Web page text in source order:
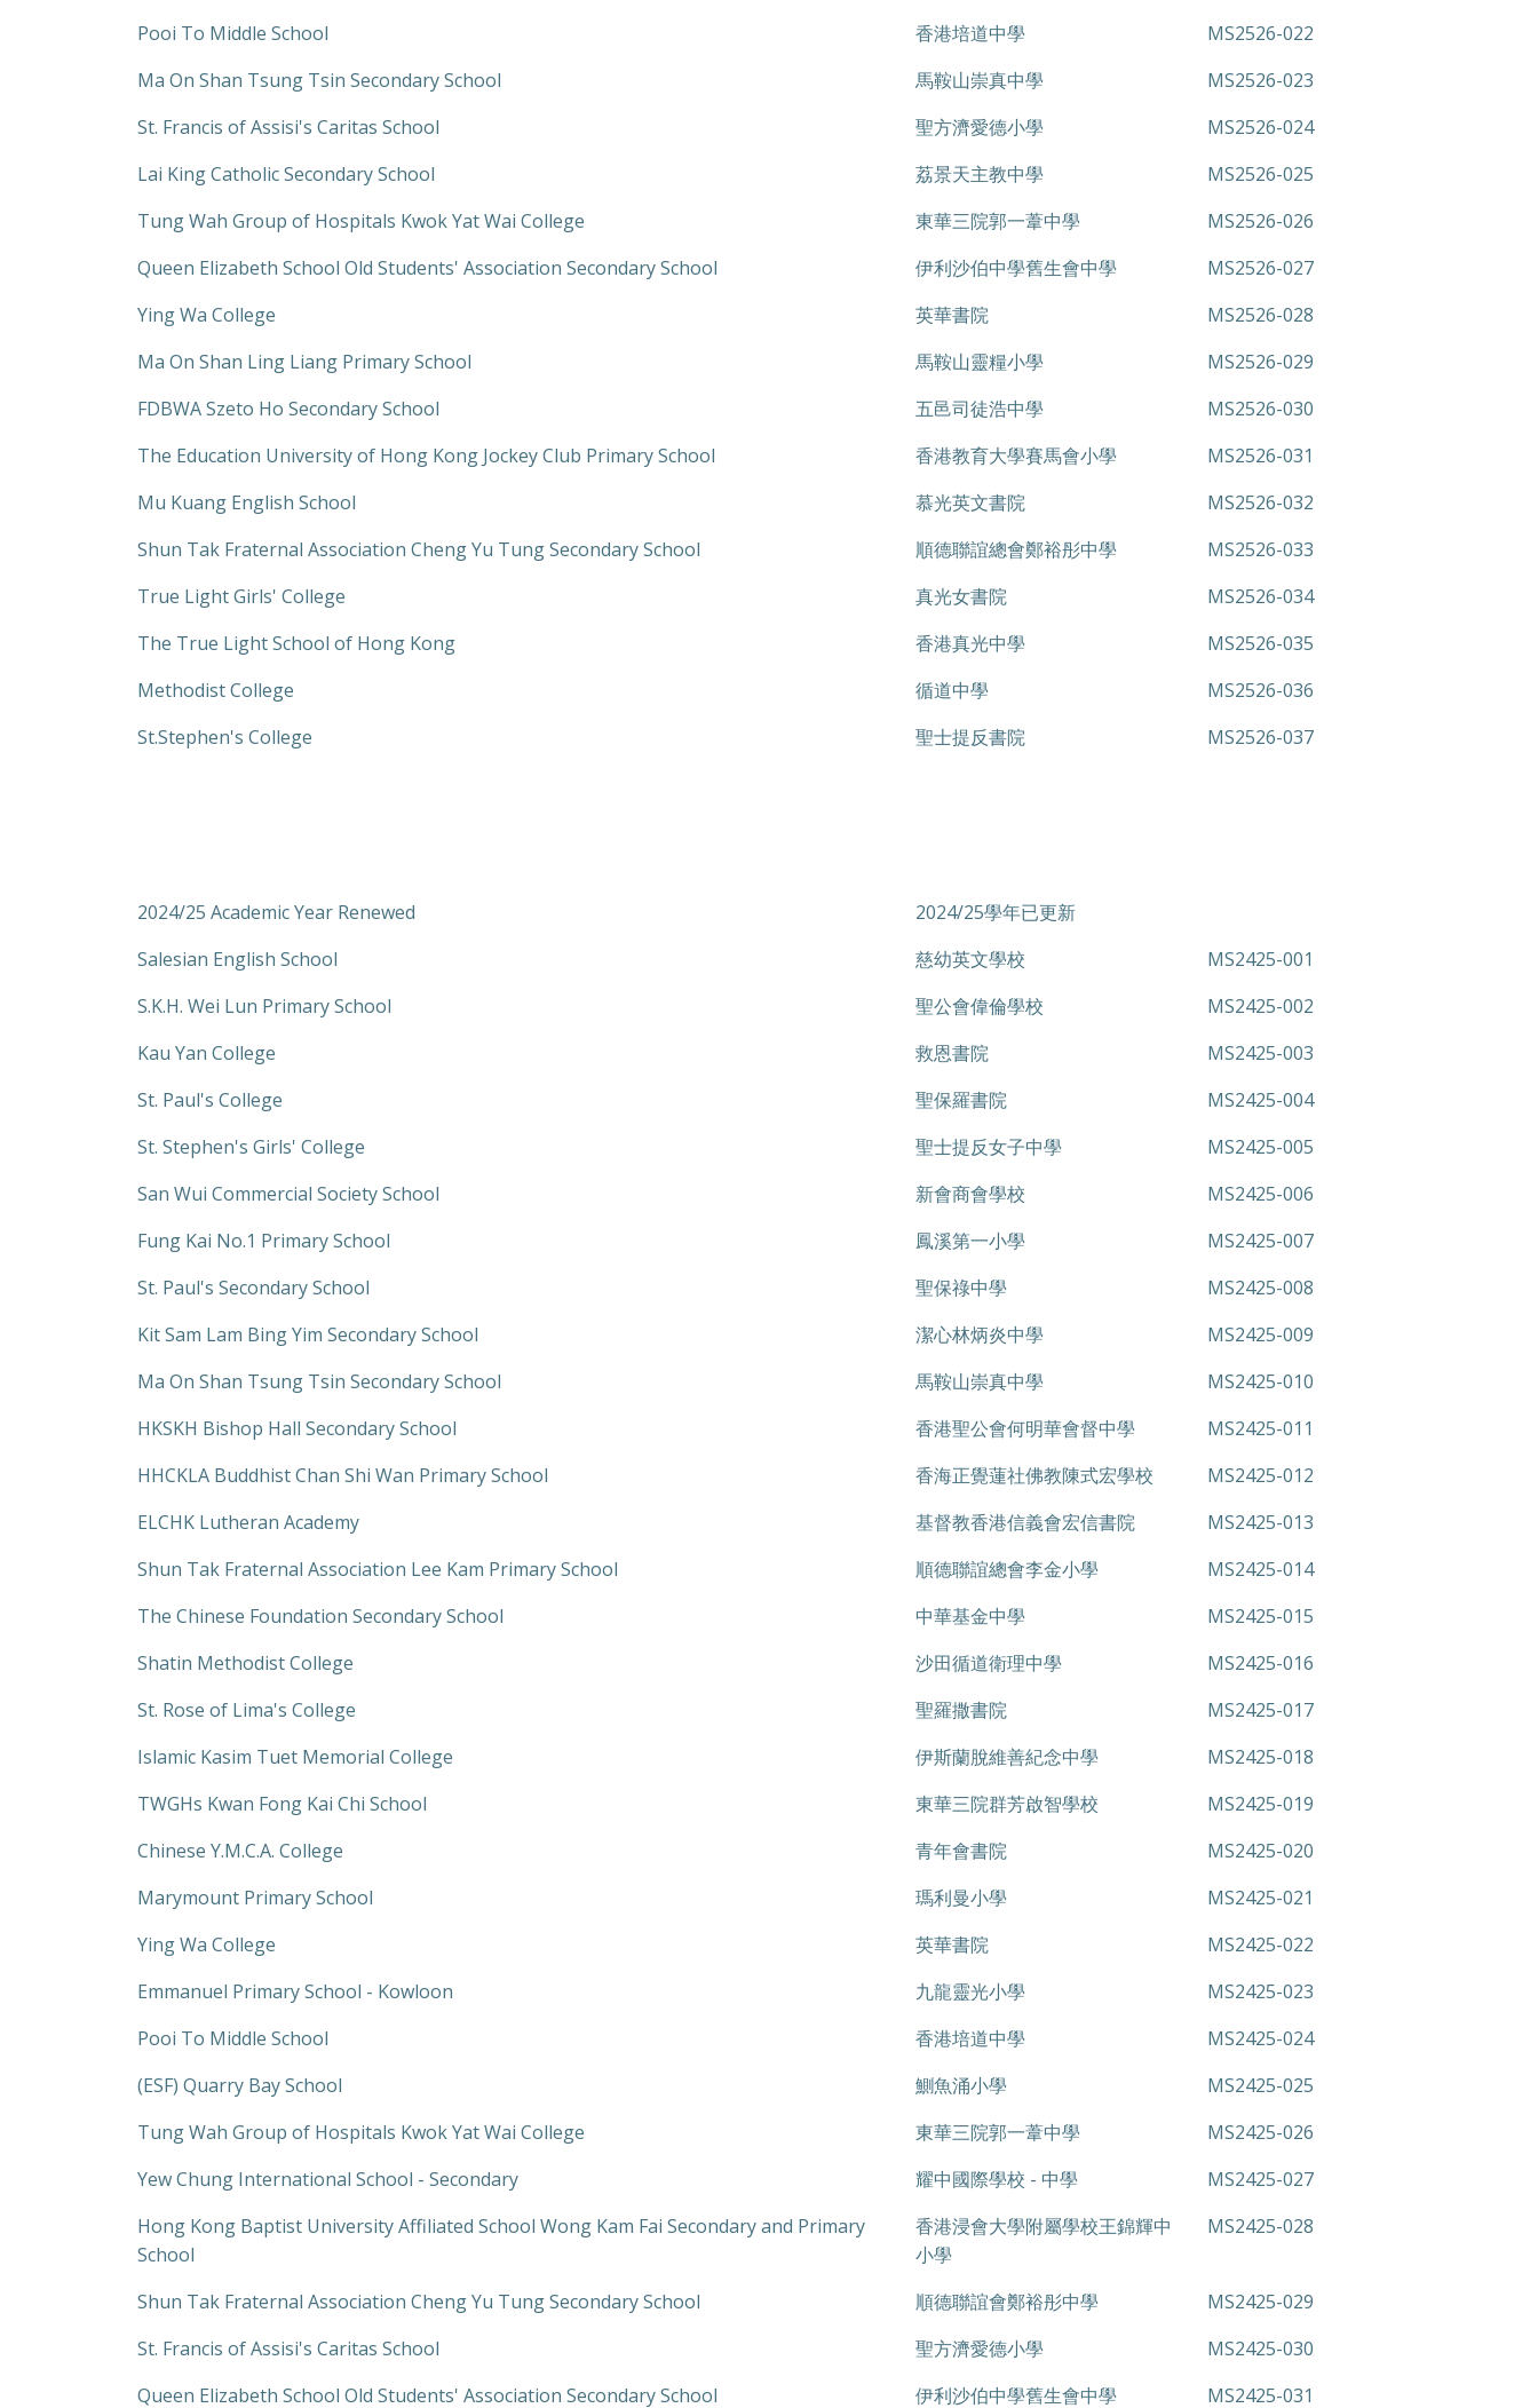
Pooi To Middle School 香港培道中學
MS2526-022
Ma On Shan Tsung Tsin Secondary School
馬鞍山崇真中學
MS2526-023
St. Francis of Assisi's Caritas School
聖方濟愛德小學
MS2526-024
Lai King Catholic Secondary School
荔景天主教中學
MS2526-025
Tung Wah Group of Hospitals Kwok Yat Wai College
東華三院郭一葦中學
MS2526-026
Queen Elizabeth School Old Students' Association Secondary School
伊利沙伯中學舊生會中學
MS2526-027
Ying Wa College
英華書院
MS2526-028
Ma On Shan Ling Liang Primary School
馬鞍山靈糧小學
MS2526-029
FDBWA Szeto Ho Secondary School
五邑司徒浩中學
MS2526-030
The Education University of Hong Kong Jockey Club Primary School
香港教育大學賽馬會小學
MS2526-031
Mu Kuang English School
慕光英文書院
MS2526-032
Shun Tak Fraternal Association Cheng Yu Tung Secondary School
順德聯誼總會鄭裕彤中學
MS2526-033
True Light Girls' College
真光女書院
MS2526-034
The True Light School of Hong Kong
香港真光中學
MS2526-035
Methodist College
循道中學
MS2526-036
St.Stephen's College
聖士提反書院 MS2526-037
2024/25 Academic Year Renewed
2024/25學年已更新
Salesian English School
慈幼英文學校
MS2425-001
S.K.H. Wei Lun Primary School
聖公會偉倫學校
MS2425-002
Kau Yan College
救恩書院
MS2425-003
St. Paul's College
聖保羅書院
MS2425-004
St. Stephen's Girls' College
聖士提反女子中學
MS2425-005
San Wui Commercial Society School
新會商會學校
MS2425-006
Fung Kai No.1 Primary School
鳳溪第一小學
MS2425-007
St. Paul's Secondary School
聖保祿中學
MS2425-008
Kit Sam Lam Bing Yim Secondary School
潔心林炳炎中學
MS2425-009
Ma On Shan Tsung Tsin Secondary School
馬鞍山崇真中學
MS2425-010
HKSKH Bishop Hall Secondary School
香港聖公會何明華會督中學
MS2425-011
HHCKLA Buddhist Chan Shi Wan Primary School
香海正覺蓮社佛教陳式宏學校
MS2425-012
ELCHK Lutheran Academy
基督教香港信義會宏信書院
MS2425-013
Shun Tak Fraternal Association Lee Kam Primary School
順德聯誼總會李金小學
MS2425-014
The Chinese Foundation Secondary School
中華基金中學
MS2425-015
Shatin Methodist College
沙田循道衛理中學
MS2425-016
St. Rose of Lima's College
聖羅撒書院
MS2425-017
Islamic Kasim Tuet Memorial College
伊斯蘭脫維善紀念中學
MS2425-018
TWGHs Kwan Fong Kai Chi School
東華三院群芳啟智學校
MS2425-019
Chinese Y.M.C.A. College
青年會書院
MS2425-020
Marymount Primary School
瑪利曼小學
MS2425-021
Ying Wa College
英華書院
MS2425-022
Emmanuel Primary School - Kowloon
九龍靈光小學
MS2425-023
Pooi To Middle School
香港培道中學
MS2425-024
(ESF) Quarry Bay School
鰂魚涌小學
MS2425-025
Tung Wah Group of Hospitals Kwok Yat Wai College
東華三院郭一葦中學
MS2425-026
Yew Chung International School - Secondary
耀中國際學校 - 中學
MS2425-027
Hong Kong Baptist University Affiliated School Wong Kam Fai Secondary and Primary
School
香港浸會大學附屬學校王錦輝中
小學
MS2425-028
Shun Tak Fraternal Association Cheng Yu Tung Secondary School 順德聯誼會鄭裕彤中學
MS2425-029
St. Francis of Assisi's Caritas School
聖方濟愛德小學
MS2425-030
Queen Elizabeth School Old Students' Association Secondary School
伊利沙伯中學舊生會中學 MS2425-031